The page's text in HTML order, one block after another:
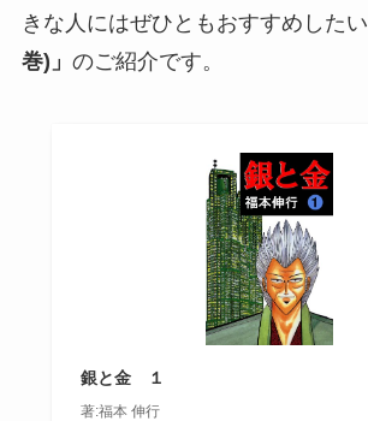
きな人にはぜひともおすすめしたい
巻)」 のご紹介です。
銀と金 １
著:福本 伸行